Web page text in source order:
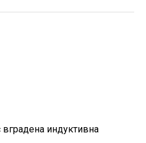
индуктивна